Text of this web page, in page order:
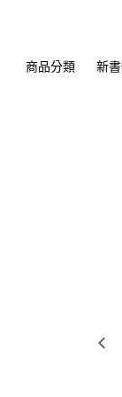
商品分類 新